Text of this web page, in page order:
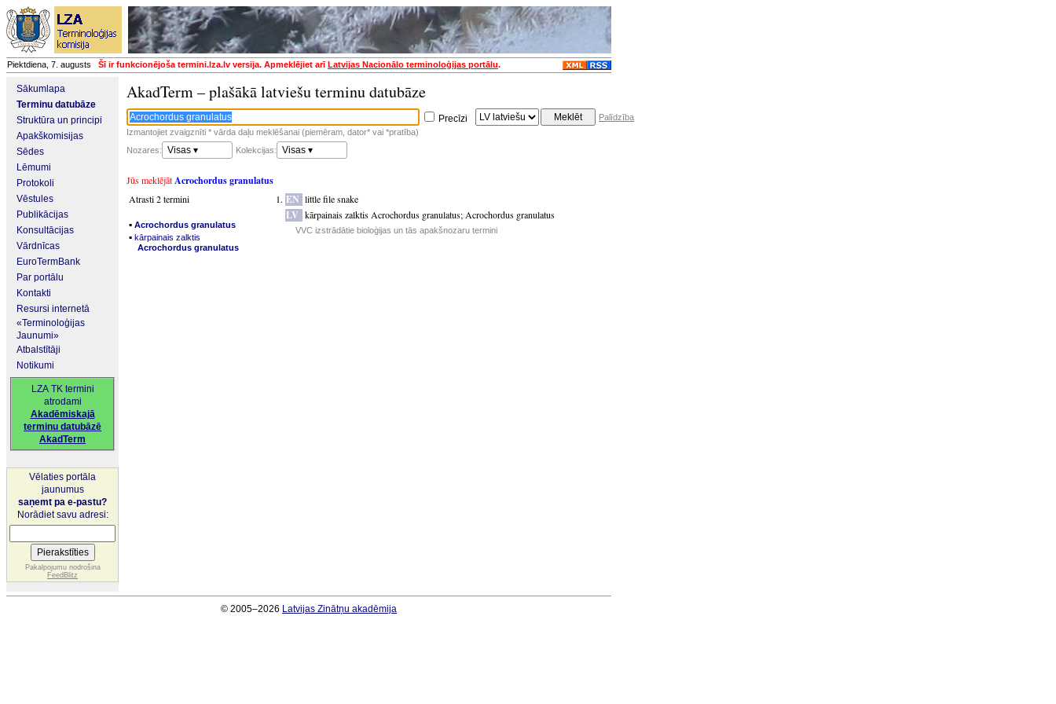
Piektdiena, 7. augusts Šī ir funkcionējoša termini.lza.lv versija. Apmeklējiet arīLatvijas Nacionālo terminoloģijas portālu.
Sākumlapa
Terminu datubāze
Struktūra un principi
Apakškomisijas
Sēdes
Lēmumi
Protokoli
Vēstules
Publikācijas
Konsultācijas
Vārdnīcas
EuroTermBank
Par portālu
Kontakti
Resursi internetā
«Terminoloģijas
Jaunumi»
Atbalstītāji
Notikumi
LZA TK termini
atrodami
Akadēmiskajā
terminu datubāzē
AkadTerm
Vēlaties portāla
jaunumus
saņemt pa e-pastu?
Norādiet savu adresi:
Pakalpojumu nodrošina
FeedBlitz
AkadTerm – plašākā latviešu terminu datubāze
Precīzi
Palīdzība
Izmantojiet zvaigznīti * vārda daļu meklēšanai (piemēram, dator* vai *pratība)
Nozares:
Visas ▾ Kolekcijas: Visas ▾
Jūs meklējātAcrochordus granulatus
Atrasti 2 termini
▪ Acrochordus granulatus
▪ kārpainais zalktis
Acrochordus granulatus
EN little file snake
LV kārpainais zalktis Acrochordus granulatus; Acrochordus granulatus
VVC izstrādātie bioloģijas un tās apakšnozaru termini
© 2005–2026 Latvijas Zinātņu akadēmija